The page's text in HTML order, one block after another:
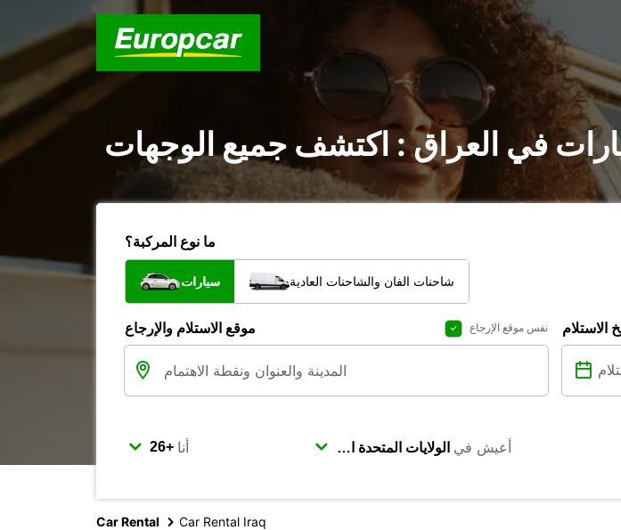
في العراق : اكتشف جميع الوجهات
ما نوع المركبة؟
سيارات شاحنات الفان والشاحنات العادية
موقع الاستلام والإرجاع نفس موقع الإرجاع الاستلام
أنا أعيش في
Car Rental Car Rental Iraq